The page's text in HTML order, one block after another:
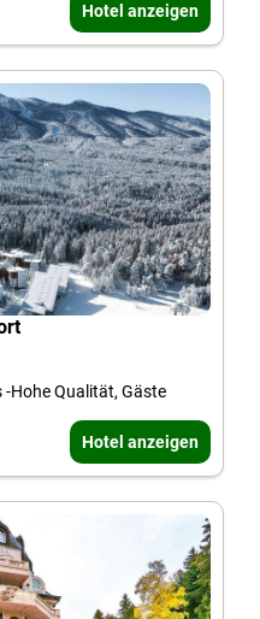
Hotel anzeigen
-Hohe Qualität, Gäste
Hotel anzeigen